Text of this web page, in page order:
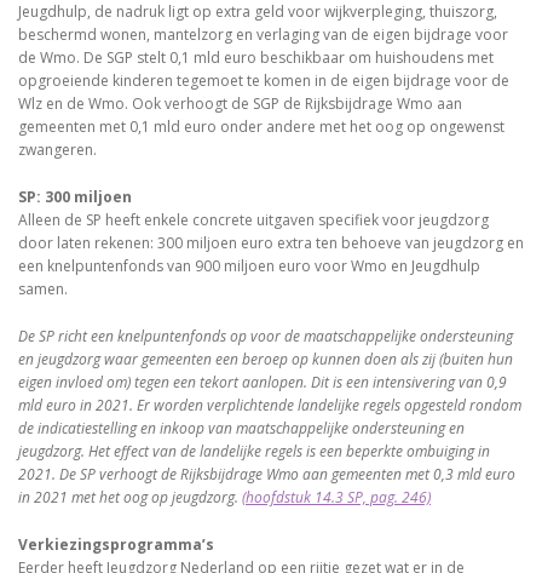
Jeugdhulp, de nadruk ligt op extra geld voor wijkverpleging, thuiszorg,
beschermd wonen, mantelzorg en verlaging van de eigen bijdrage voor
de Wmo. De SGP stelt 0,1 mld euro beschikbaar om huishoudens met
opgroeiende kinderen tegemoet te komen in de eigen bijdrage voor de
Wlz en de Wmo. Ook verhoogt de SGP de Rijksbijdrage Wmo aan
gemeenten met 0,1 mld euro onder andere met het oog op ongewenst
zwangeren.
SP: 300 miljoen
Alleen de SP heeft enkele concrete uitgaven specifiek voor jeugdzorg
door laten rekenen: 300 miljoen euro extra ten behoeve van jeugdzorg en
een knelpuntenfonds van 900 miljoen euro voor Wmo en Jeugdhulp
samen.
De SP richt een knelpuntenfonds op voor de maatschappelijke ondersteuning
en jeugdzorg waar gemeenten een beroep op kunnen doen als zij (buiten hun
eigen invloed om) tegen een tekort aanlopen. Dit is een intensivering van 0,9
mld euro in 2021. Er worden verplichtende landelijke regels opgesteld rondom
de indicatiestelling en inkoop van maatschappelijke ondersteuning en
jeugdzorg. Het effect van de landelijke regels is een beperkte ombuiging in
2021. De SP verhoogt de Rijksbijdrage Wmo aan gemeenten met 0,3 mld euro
in 2021 met het oog op jeugdzorg. (hoofdstuk 14.3 SP, pag. 246)
Verkiezingsprogramma’s
Eerder heeft Jeugdzorg Nederland op een rijtje gezet wat er in de